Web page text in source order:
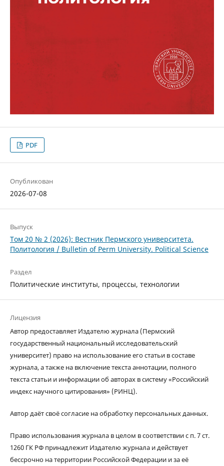
PDF
Опубликован
2026-07-08
Выпуск
Том 20 № 2 (2026): Вестник Пермского университета.
Политология / Bulletin of Perm University. Political Science
Раздел
Политические институты, процессы, технологии
Лицензия
Автор предоставляет Издателю журнала (Пермский
государственный национальный исследовательский
университет) право на использование его статьи в составе
журнала, а также на включение текста аннотации, полного
текста статьи и информации об авторах в систему «Российский
индекс научного цитирования» (РИНЦ).
Автор даёт своё согласие на обработку персональных данных.
Право использования журнала в целом в соответствии с п. 7 ст.
1260 ГК РФ принадлежит Издателю журнала и действует
бессрочно на территории Российской Федерации и за её